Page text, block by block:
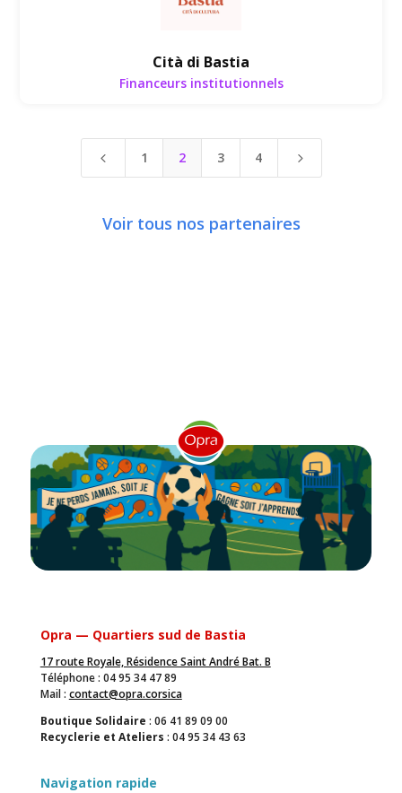
Cità di Bastia
Financeurs institutionnels
4 1 2 3 4 5
Voir tous nos partenaires
Opra — Quartiers sud de Bastia
17 route Royale, Résidence Saint André Bat. B
Téléphone : 04 95 34 47 89
Mail : contact@opra.corsica
Boutique Solidaire : 06 41 89 09 00
Recyclerie et Ateliers : 04 95 34 43 63
Navigation rapide